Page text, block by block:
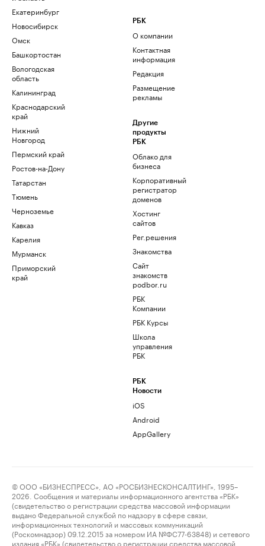
Екатеринбург
Новосибирск
Омск
Башкортостан
Вологодская
область
Калининград
Краснодарский
край
Нижний
Новгород
Пермский край
Ростов-на-Дону
Татарстан
Тюмень
Черноземье
Кавказ
Карелия
Мурманск
Приморский
край
РБК
О компании
Контактная
информация
Редакция
Размещение
рекламы
Другие
продукты
РБК
Облако для
бизнеса
Корпоративный
регистратор
доменов
Хостинг
сайтов
Рег.решения
Знакомства
Сайт
знакомств
podbor.ru
РБК
Компании
РБК Курсы
Школа
управления
РБК
РБК
Новости
iOS
Android
AppGallery
© ООО «БИЗНЕСПРЕСС», АО «РОСБИЗНЕСКОНСАЛТИНГ», 1995–
2026. Сообщения и материалы информационного агентства «РБК»
(свидетельство о регистрации средства массовой информации
выдано Федеральной службой по надзору в сфере связи,
информационных технологий и массовых коммуникаций
(Роскомнадзор) 09.12.2015 за номером ИА №ФС77-63848) и сетевого
издания «РБК» (свидетельство о регистрации средства массовой